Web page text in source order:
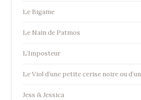
Le Bigame
Le Nain de Patmos
L’Imposteur
Le Viol d’une petite cerise noire ou
Jess & Jessica